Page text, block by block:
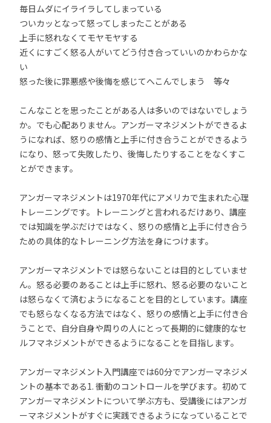
毎日ムダにイライラしてしまっている
ついカッとなって怒ってしまったことがある
上手に怒れなくてモヤモヤする
近くにすごく怒る人がいてどう付き合っていいのかわらかな
い
怒った後に罪悪感や後悔を感じてへこんでしまう 等々
こんなことを思ったことがある人は多いのではないでしょう
か。でも心配ありません。アンガーマネジメントができるよ
うになれば、怒りの感情と上手に付き合うことができるよう
になり、怒って失敗したり、後悔したりすることをなくすこ
とができます。
アンガーマネジメントは1970年代にアメリカで生まれた心理
トレーニングです。トレーニングと言われるだけあり、講座
では知識を学ぶだけではなく、怒りの感情と上手に付き合う
ための具体的なトレーニング方法を身につけます。
アンガーマネジメントでは怒らないことは目的としていませ
ん。怒る必要のあることは上手に怒れ、怒る必要のないこと
は怒らなくて済むようになることを目的としています。講座
でも怒らなくなる方法ではなく、怒りの感情と上手に付き合
うことで、自分自身や周りの人にとって長期的に健康的なセ
ルフマネジメントができるようになることを目指します。
アンガーマネジメント入門講座では60分でアンガーマネジメ
ントの基本である1. 衝動のコントロールを学びます。初めて
アンガーマネジメントについて学ぶ方も、受講後にはアンガ
ーマネジメントがすぐに実践できるようになっていることで